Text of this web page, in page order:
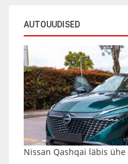
AUTOUUDISED
Nissan Qashqai läbis